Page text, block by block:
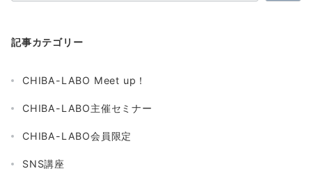
記事カテゴリー
CHIBA-LABO Meet up！
CHIBA-LABO主催セミナー
CHIBA-LABO会員限定
SNS講座